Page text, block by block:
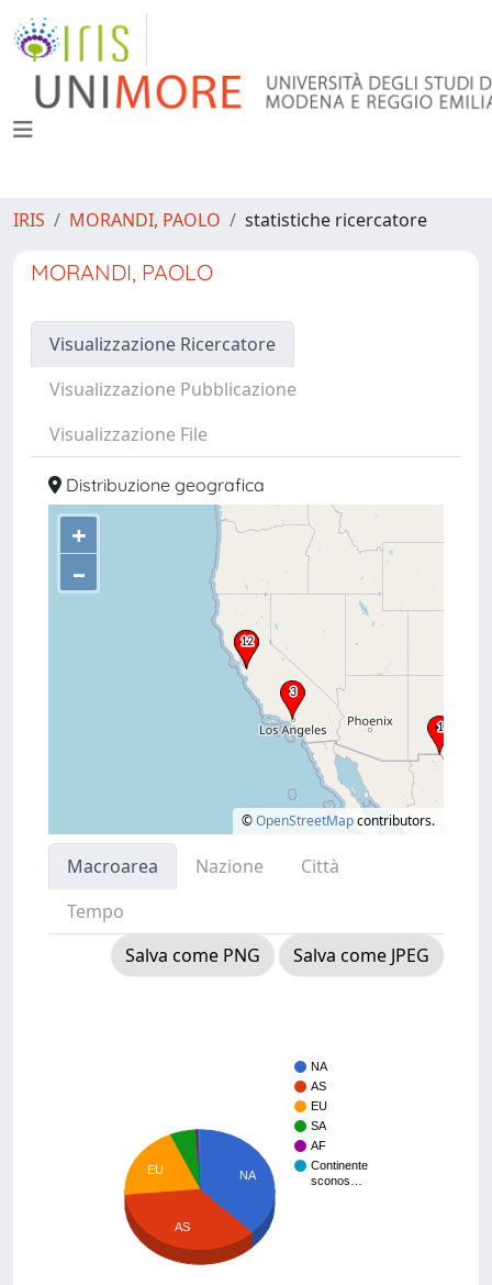
IRIS MORANDI, PAOLO statistiche ricercatore
MORANDI, PAOLO
Visualizzazione Ricercatore
Visualizzazione Pubblicazione
Visualizzazione File
Distribuzione geografica
+
–
©OpenStreetMapcontributors.
Macroarea Nazione
Città
Tempo
Salva come PNG
Salva come JPEG
NA
AS
EU
SA
AF
Continente
sconos…
NA
EU
AS